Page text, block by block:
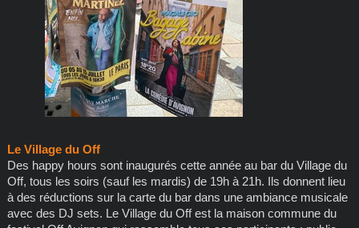
Le Village du Off
Des happy hours sont inaugurés cette année au bar du Village du
Off, tous les soirs (sauf les mardis) de 19h à 21h. Ils donnent lieu
à des réductions sur la carte du bar dans une ambiance musicale
avec des DJ sets. Le Village du Off est la maison commune du